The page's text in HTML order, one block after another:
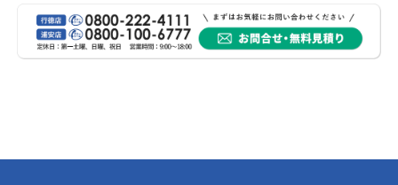
受けられた皆様に、心よりお見舞い申し上げま
す。 今回の地震 …
社長コラム